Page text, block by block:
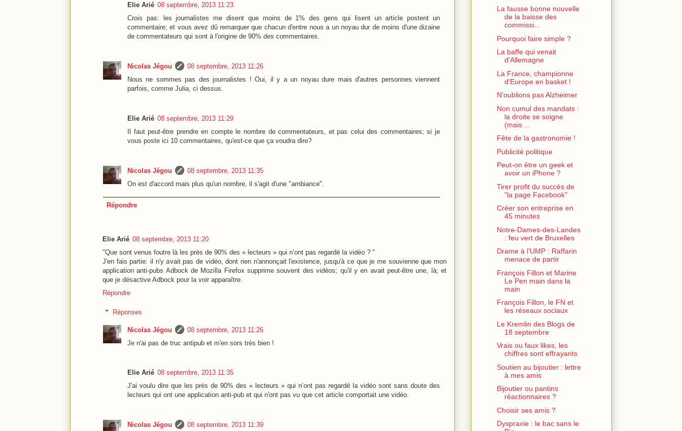
Elie Arié 08 septembre, 2013 11:23
Crois pas: les journalistes me disent que moins de 1% des gens qui lisent un article postent un
commentaire; et vous avez dû remarquer que chacun d'entre nous a un noyau dur de moins d'une dizaine
de commentateurs qui sont à l'origine de 90% des commentaires.
Nicolas Jégou
08 septembre, 2013 11:26
Nous ne sommes pas des journalistes ! Oui, il y a un noyau dure mais d'autres personnes viennent
parfois, comme Julia, ci dessus.
Elie Arié 08 septembre, 2013 11:29
Il faut peut-être prendre en compte le nombre de commentateurs, et pas celui des commentaires; si je
vous poste ici 10 commentaires, qu'est-ce que ça voudra dire?
Nicolas Jégou
08 septembre, 2013 11:35
On est d'accord mais plus qu'un nombre, il s'agit d'une "ambiance".
Répondre
Elie Arié 08 septembre, 2013 11:20
"Que sont venus foutre là les près de 90% des « lecteurs » qui n’ont pas regardé la vidéo ? "
J'en fais partie: il n'y avait pas de vidéo, dont rien n'annonçait l'existence, jusqu'à ce que je me souvienne que mon
application anti-pubs Adbock de Mozilla Firefox supprime souvent des vidéos; qu'il y en avait peut-être une, là; et
que je désactive Adbock pour la voir apparaître.
Répondre
Réponses
Nicolas Jégou
08 septembre, 2013 11:26
Je n'ai pas de truc antipub et m'en sors très bien !
Elie Arié 08 septembre, 2013 11:35
J'ai voulu dire que les près de 90% des « lecteurs » qui n’ont pas regardé la vidéo sont sans doute des
lecteurs qui ont une application anti-pub et qui n'ont pas vu que cet article comportait une vidéo.
Nicolas Jégou 08 septembre, 2013 11:39
La fausse bonne nouvelle
de la baisse des
commissi...
Pourquoi faire simple ?
La baffe qui venait
d'Allemagne
La France, championne
d'Europe en basket !
N'oublions pas Alzheimer
Non cumul des mandats :
la droite se soigne
(mais ...
Fête de la gastronomie !
Publicité politique
Peut-on être un geek et
avoir un iPhone ?
Tirer profit du succès de
"la page Facebook"
Créer son entreprise en
45 minutes
Notre-Dames-des-Landes
: feu vert de Bruxelles
Drame à l'UMP : Raffarin
menace de partir
François Fillon et Marine
Le Pen main dans la
main
François Fillon, le FN et
les réseaux sociaux
Le Kremlin des Blogs de
18 septembre
Vrais ou faux likes, les
chiffres sont effrayants
Soutien au bijoutier : lettre
à mes amis
Bijoutier ou pantins
réactionnaires ?
Choisir ses amis ?
Dyspraxie : le bac sans le